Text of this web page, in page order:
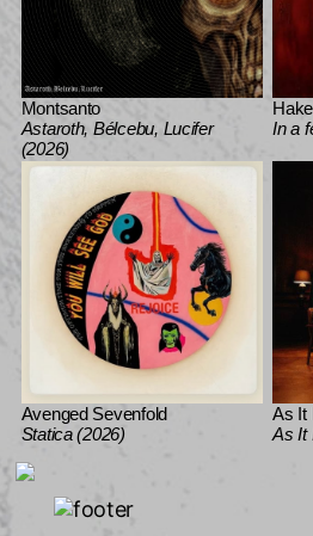
Montsanto
Astaroth, Bélcebu, Lucifer
(2026)
In a
Avenged Sevenfold
Statica (2026)
As It
As It